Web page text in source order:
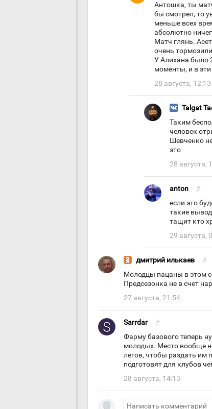
Антошка, ты
бы смотрел, то
меньше всех
абсолютно
Матч глянь.
очень
У Алихана было
моменты, и в
28 августа, 12:13
Talgat
Таким
человек
Шевченко
это
28 августа,
anton #
если это
такие
тащит кто
29 августа,
дмитрий илькаев #
Молодцы пацаны в этом
Предсезонка не в счет
27 августа, 21:54
Sarrdar #
Фарму базового теперь
молодых. Место вообще
легов, чтобы раздать им
подготовят для клубов
28 августа, 14:13